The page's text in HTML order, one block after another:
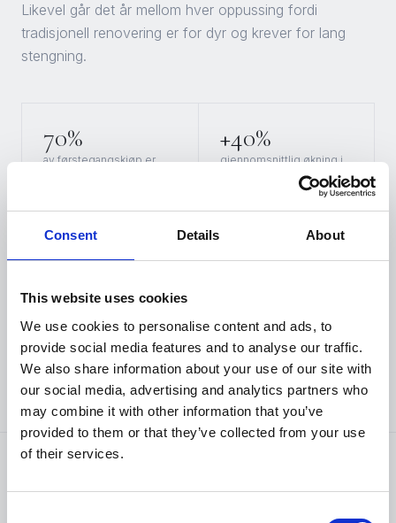
Consent Details About
This website uses cookies
We use cookies to personalise content and ads, to
provide social media features and to analyse our traffic.
We also share information about your use of our site with
our social media, advertising and analytics partners who
may combine it with other information that you’ve
provided to them or that they’ve collected from your use
of their services.
Likevel går det år mellom hver oppussing fordi
tradisjonell renovering er for dyr og krever for lang
stengning.
70%
av førstegangskjøp er
+40%
gjennomsnittlig økning i
butikkoppussing.
6 år
renovering i retail – fordi
kostbart.
12 uker
måneder.